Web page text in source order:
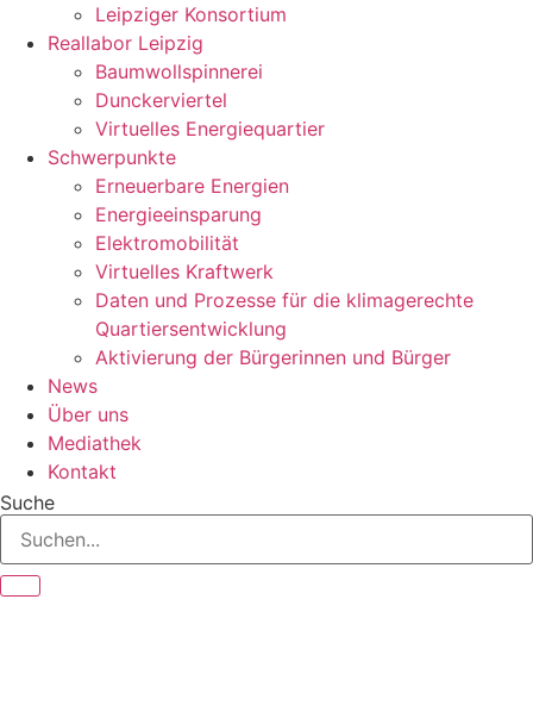
Leipziger Konsortium
Reallabor Leipzig
Baumwollspinnerei
Dunckerviertel
Virtuelles Energiequartier
Schwerpunkte
Erneuerbare Energien
Energieeinsparung
Elektromobilität
Virtuelles Kraftwerk
Daten und Prozesse für die klimagerechte
Quartiersentwicklung
Aktivierung der Bürgerinnen und Bürger
News
Über uns
Mediathek
Kontakt
Suche